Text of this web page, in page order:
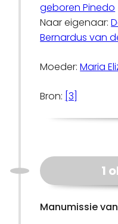
geboren Pinedo
Naar eigenaar:
Bernardus van
Moeder:Maria
Bron: [3]
1
Manumissie